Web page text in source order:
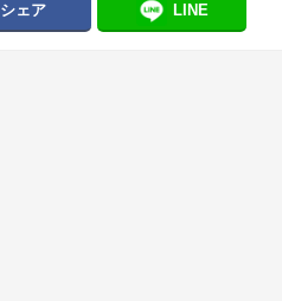
シェア LINE